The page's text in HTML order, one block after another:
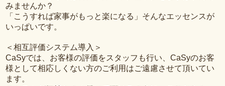
みませんか？
「こうすれば家事がもっと楽になる」そんなエッセンスが
いっぱいです。
＜相互評価システム導入＞
CaSyでは、お客様の評価をスタッフも行い、CaSyのお客
様として相応しくない方のご利用はご遠慮させて頂いてい
ます。